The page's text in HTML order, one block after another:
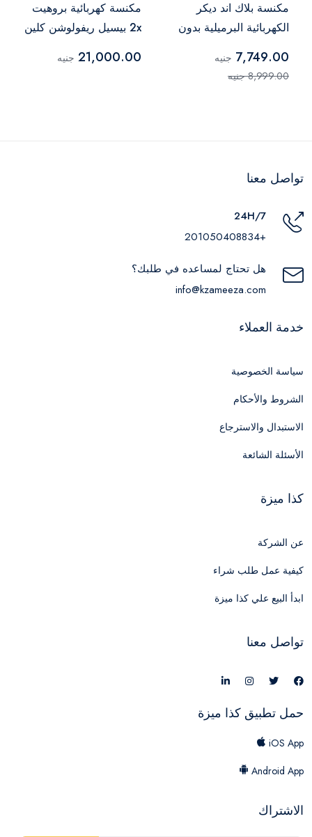
مكنسة بلاك اند ديكر
الكهربائية البرميلية بدون
أسود – BV2000
7,749.00 جنيه
8,999.00 جنيه
مكنسة كهربائية بروهيت
2x بيسيل ريفولوشن كلين
21,000.00 جنيه
تواصل معنا
24H/7
+201050408834
هل تحتاج لمساعده في طلبك؟
info@kzameeza.com
خدمة العملاء
سياسة الخصوصية
الشروط والأحكام
الاستبدال والاسترجاع
الأسئلة الشائعة
كذا ميزة
عن الشركة
كيفية عمل طلب شراء
ابدأ البيع علي كذا ميزة
تواصل معنا
حمل تطبيق كذا ميزة
iOS App
Android App
الاشتراك